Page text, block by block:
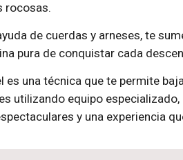
rocosas.
de cuerdas y arneses, te
pura de conquistar cada
es una técnica que te permite
utilizando equipo
y una experiencia